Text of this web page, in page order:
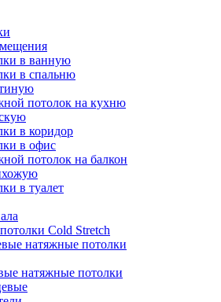
в ванную
в спальню
потолок на кухню
в коридор
в офис
потолок на балкон
в туалет
Cold Stretch
натяжные потолки
натяжные потолки